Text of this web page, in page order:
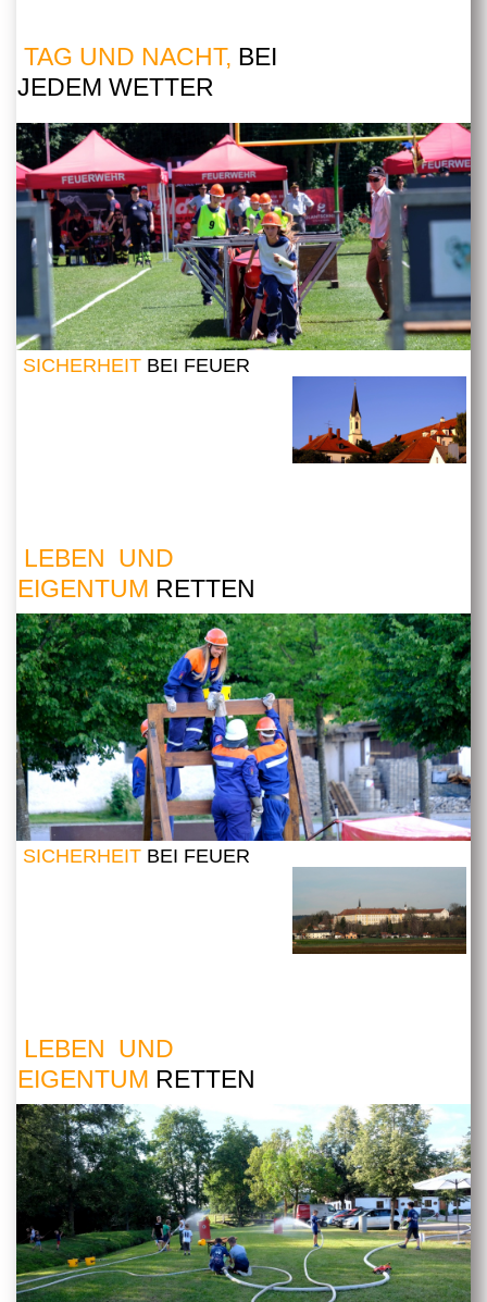
TAG UND NACHT, BEI
JEDEM WETTER
SICHERHEIT BEI FEUER
LEBEN UND
EIGENTUM RETTEN
SICHERHEIT BEI FEUER
LEBEN UND
EIGENTUM RETTEN